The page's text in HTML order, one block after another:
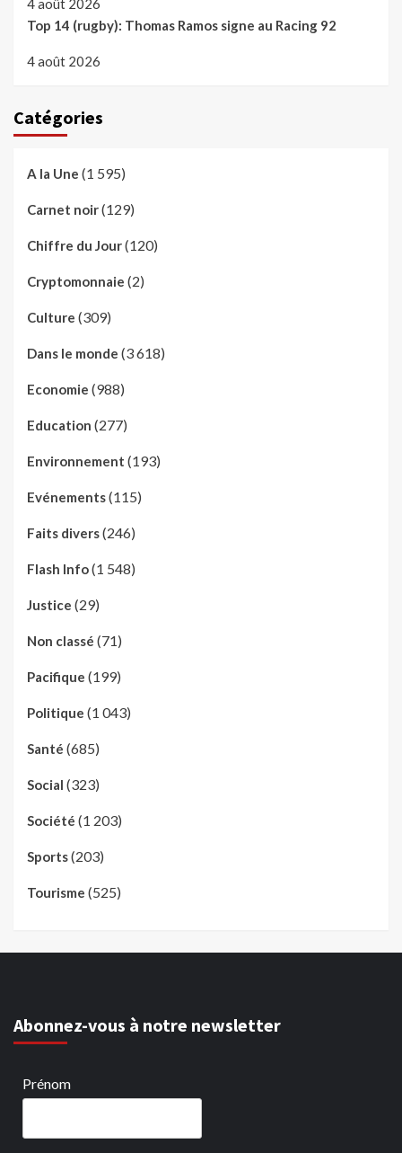
4 août 2026
Top 14 (rugby): Thomas Ramos signe au Racing 92
4 août 2026
Catégories
A la Une (1 595)
Carnet noir(129)
Chiffre du Jour(120)
Cryptomonnaie (2)
Culture (309)
Dans le monde (3 618)
Economie (988)
Education (277)
Environnement (193)
Evénements(115)
Faits divers(246)
Flash Info(1 548)
Justice (29)
Non classé (71)
Pacifique (199)
Politique (1 043)
Santé (685)
Social (323)
Société (1 203)
Sports(203)
Tourisme (525)
Abonnez-vous à notre newsletter
Prénom